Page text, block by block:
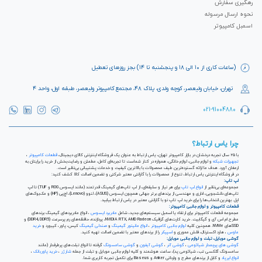
در راس کار آنها قرار دارد عبارت است از : تجربه کاربری لذت بخش، طراحی محصولات
حرفه ای و جذاب، ارائه راه حل های نوآورانه و عملکرد بهینه
(ساعات کاری از ۱۰ الی ۱۸ و پنجشنبه تا ۱۴) بجز روزهای تعطیل
تهران، خیابان ولیعصر، کوچه ولدی، پلاک ۴۸، مجتمع کامپیوتر ولیعصر، طبقه اول، واحد ۴
021-91004880
رهگیری سفارش
نحوه ارسال مرسوله
اسمبل کامپیوتر
چرا یاس ارتباط؟
با ۲۵ سال تجربه درخشان در بازار کامپیوتر تهران، یاس ارتباط به عنوان یک فروشگاه اینترنتی کالای دیجیتال، قطعات کامپیوتر
تجهیزات شبکه
و لوازم جانبی، لوازم خانگی، همواره در کنار شماست تا تجربه‌ای کامل، مطمئن و رضایت‌بخش از خرید را برایتان به
ارمغان آورد. هدف ما ارائه گسترده‌ترین طیف محصولات با بالاترین کیفیت و خدمات پشتیبانی بی‌نظیر است.
در فروشگاه اینترنتی یاس ارتباط، تنوع از محصولات را با گارانتی معتبر شرکتی و تضمین اصالت کالا کشف کنید:
لپ تاپ:
مجموعه‌ای بی‌نظیر از انواع لپ تاپ
برای هر نیاز و سلیقه‌ای، از لپ تاپ‌های گیمینگ قدرتمند (مانند ایسوس ROG و TUF) تا لپ
تاپ‌های دانشجویی، اداری و مهندسی از برندهای برتر جهانی همچون ایسوس (ASUS)، لنوو (Lenovo)، اچ‌پی (HP) و مک‌بوک‌های
اپل. بهترین انتخاب‌ها را برای خرید لپ تاپ نو با گارانتی معتبر در یاس ارتباط بیابید.
قطعات کامپیوتر و لوازم جانبی کامپیوتر:
مجموعه قطعات کامپیوتر برای ارتقاء یا اسمبل سیستم‌های جدید، شامل مادربرد ایسوس ، انواع مادربردهای گیمینگ برندهای
مطرح ام اس آی و گیگابیت. خرید کارت‌های گرافیک NVIDIA RTX, AMD Radeon، پردازنده‌، حافظه‌های رم پرسرعت (DDR4, DDR5) و
SSDهای NVMe. همچنین کلیه
لوازم جانبی کامپیوتر انواع مانیتور گیمینگ صندلی گیمینگ
خرید
ماوس
اسپیکر
گوشی موبایل، تبلت و لوازم جانبی موبایل:
گوشی های پرچمدار شیائومی گوشی آنر گوشی آیفون گوشی سامسونگ گرفته تا انواع تبلت‌های پرطرفدار (مانند
سامسونگ گلکسی تب، شیائومی پد)، ساعت هوشمند و کلیه لوازم جانبی موبایل و تبلت از جمله شارژر خرید پاوربانک
انواع ایرپاد